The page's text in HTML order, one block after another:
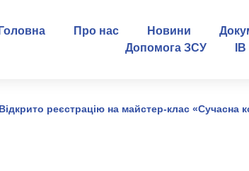
Головна Про нас Новини
Допомога ЗСУ
Відкрито реєстрацію на майстер-клас «Сучасна